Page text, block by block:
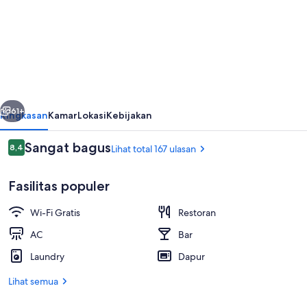
Hostel
Pintu masuk properti
Berikutnya
61+
RingkasanKamarLokasiKebijakan
Ulasan
8,48,4 dari 10
Sangat bagusLihat total 167 ulasan
Fasilitas populer
Wi-Fi Gratis
Restoran
AC
Bar
Laundry
Dapur
Lihat semua